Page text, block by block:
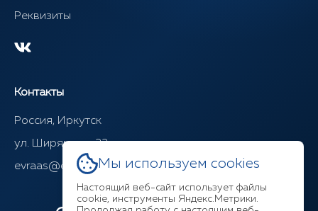
Реквизиты
Контакты
Россия, Иркутск
ул. Ширямова, 22
evraas@evraasgr.ruМы используем cookies
Настоящий веб-сайт использует файлы
cookie, инструменты Яндекс.Метрики.